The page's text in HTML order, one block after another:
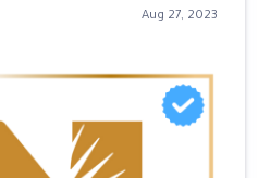
Aug 27, 2023